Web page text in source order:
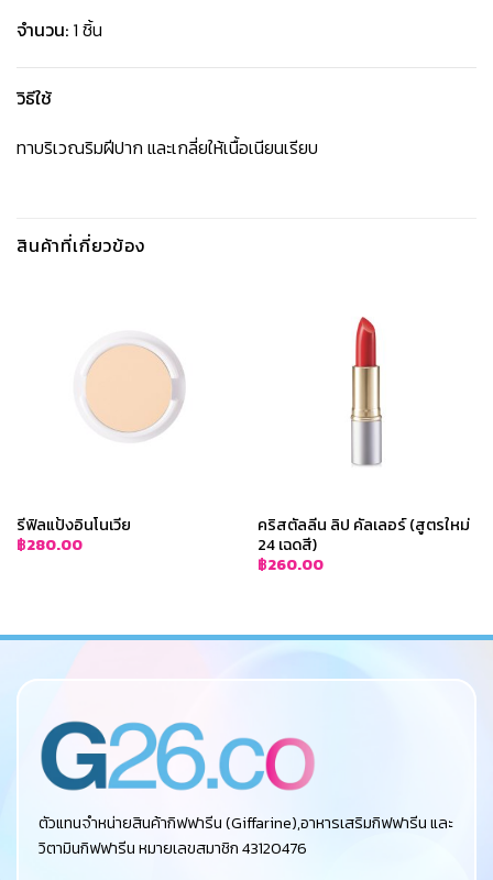
จำนวน: 1 ชิ้น
วิธีใช้
ทาบริเวณริมฝีปาก และเกลี่ยให้เนื้อเนียนเรียบ
สินค้าที่เกี่ยวข้อง
รีฟิลแป้งอินโนเวีย
฿280.00
คริสตัลลีน ลิป คัลเลอร์ (สูตรใหม่
24 เฉดสี)
฿260.00
ตัวแทนจำหน่ายสินค้ากิฟฟารีน (Giffarine),อาหารเสริมกิฟฟารีน และ
วิตามินกิฟฟารีน หมายเลขสมาชิก 43120476